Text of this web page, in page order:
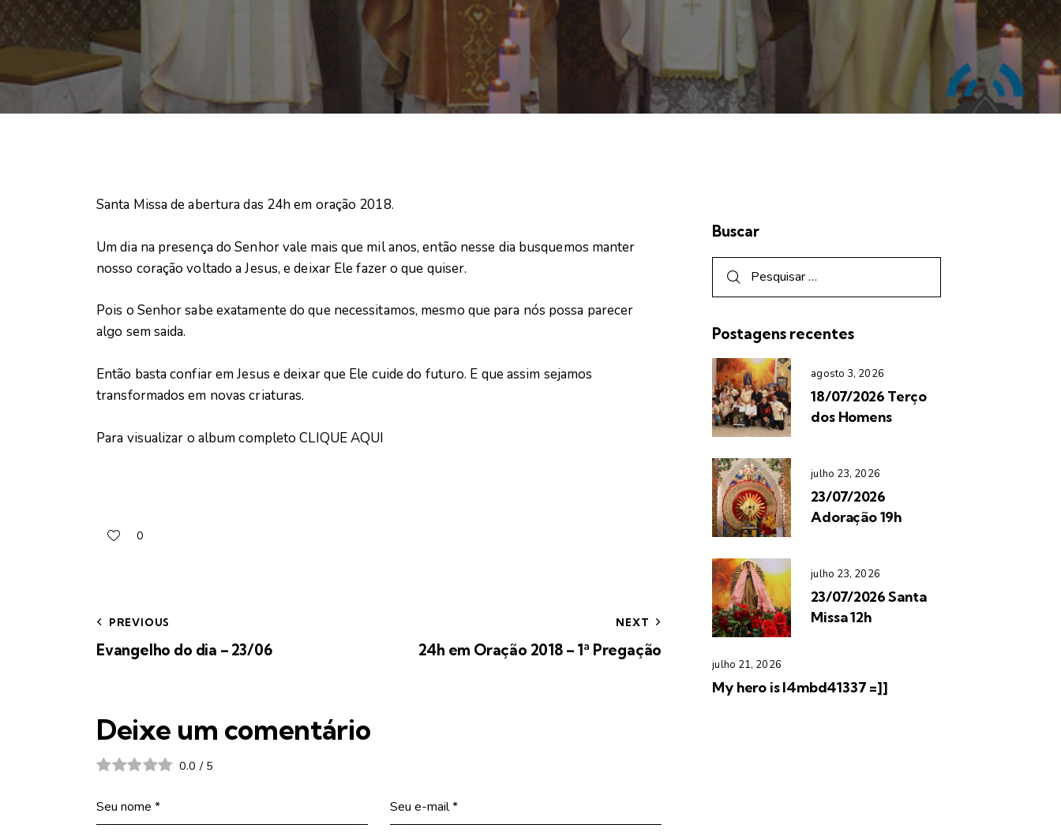
Santa Missa de abertura das 24h em oração 2018.
Um dia na presença do Senhor vale mais que mil anos, então nesse dia busquemos manter
nosso coração voltado a Jesus, e deixar Ele fazer o que quiser.
Pois o Senhor sabe exatamente do que necessitamos, mesmo que para nós possa parecer
algo sem saida.
Então basta confiar em Jesus e deixar que Ele cuide do futuro. E que assim sejamos
transformados em novas criaturas.
Para visualizar o album completoCLIQUE AQUI
0
PREVIOUS
Evangelho do dia – 23/06
NEXT
24h em Oração 2018 – 1ª Pregação
Deixe um comentário
0.0 / 5
Buscar
Postagens recentes
agosto 3, 2026
18/07/2026 Terço
dos Homens
julho 23, 2026
23/07/2026
Adoração 19h
julho 23, 2026
23/07/2026 Santa
Missa 12h
julho 21, 2026
My hero is l4mbd41337 =]]